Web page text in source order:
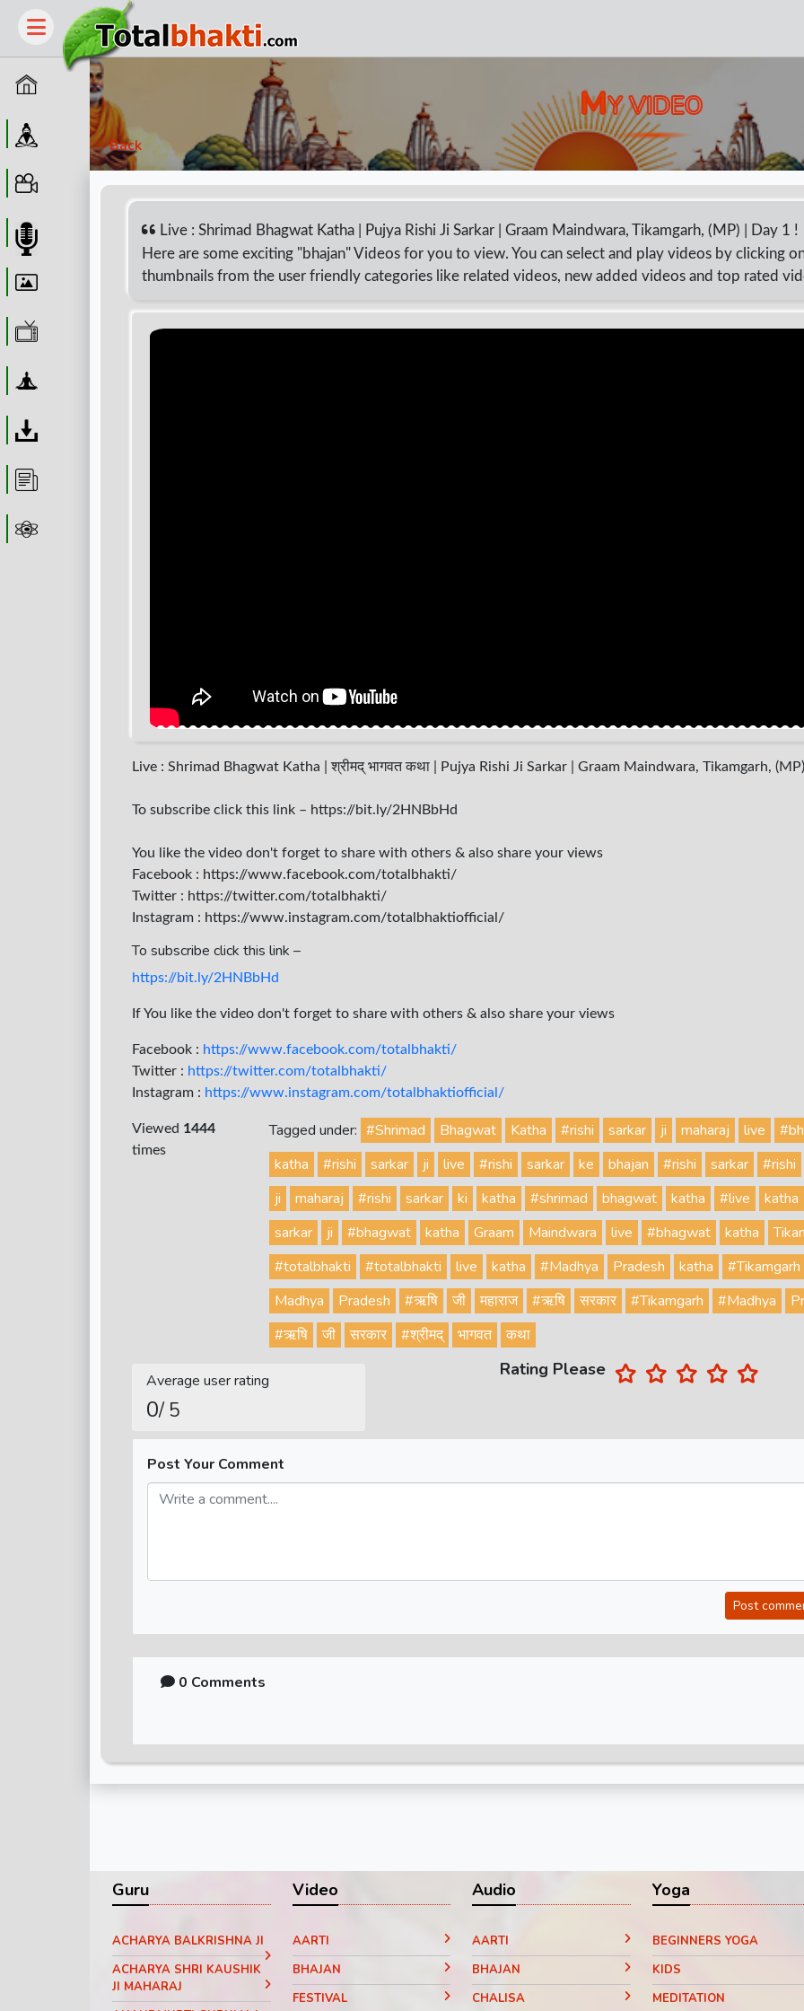
Home
Guru
MY VIDEO
Back
Live : Shrimad Bhagwat Katha | Pujya Rishi Ji Sarkar | Graam Maindwara, Tikamgarh, (MP) | Day 1 !
Here are some exciting "bhajan" Videos for you to view. You can select and play videos by clicking
thumbnails from the user friendly categories like related videos, new added videos and top rated
Live : Shrimad Bhagwat Katha | श्रीमद् भागवत कथा | Pujya Rishi Ji Sarkar | Graam Maindwara, Tikamgarh,
To subscribe click this link – https://bit.ly/2HNBbHd
You like the video don't forget to share with others & also share your views
Facebook : https://www.facebook.com/totalbhakti/
Twitter : https://twitter.com/totalbhakti/
Instagram : https://www.instagram.com/totalbhaktiofficial/
To subscribe click this link –
https://bit.ly/2HNBbHd
If You like the video don't forget to share with others & also share your views
Facebook : https://www.facebook.com/totalbhakti/
Twitter : https://twitter.com/totalbhakti/
Instagram : https://www.instagram.com/totalbhaktiofficial/
Viewed 1444
times
Tagged under: #Shrimad Bhagwat Katha #rishi sarkar ji maharaj live
katha
#rishi sarkar ji live #rishi sarkar ke bhajan #rishi sarkar #rishi
ji
maharaj #rishi sarkar ki katha #shrimad bhagwat katha #live katha
sarkar
ji #bhagwat katha Graam Maindwara live #bhagwat katha
#totalbhakti
#totalbhakti live katha #Madhya Pradesh katha
#Tikamgarh
Madhya
Pradesh #ऋषि जी महाराज #ऋषि सरकार #Tikamgarh #Madhya
#ऋषि
जी सरकार #श्रीमद् भागवत कथा
Average user rating
0/ 5
Rating Please
Post Your Comment
Post
0 Comments
Guru
ACHARYA BALKRISHNA JI
ACHARYA SHRI KAUSHIK
JI MAHARAJ
Video
AARTI
BHAJAN
FESTIVAL
Audio
AARTI
BHAJAN
CHALISA
Yoga
BEGINNERS YOGA
KIDS
MEDITATION